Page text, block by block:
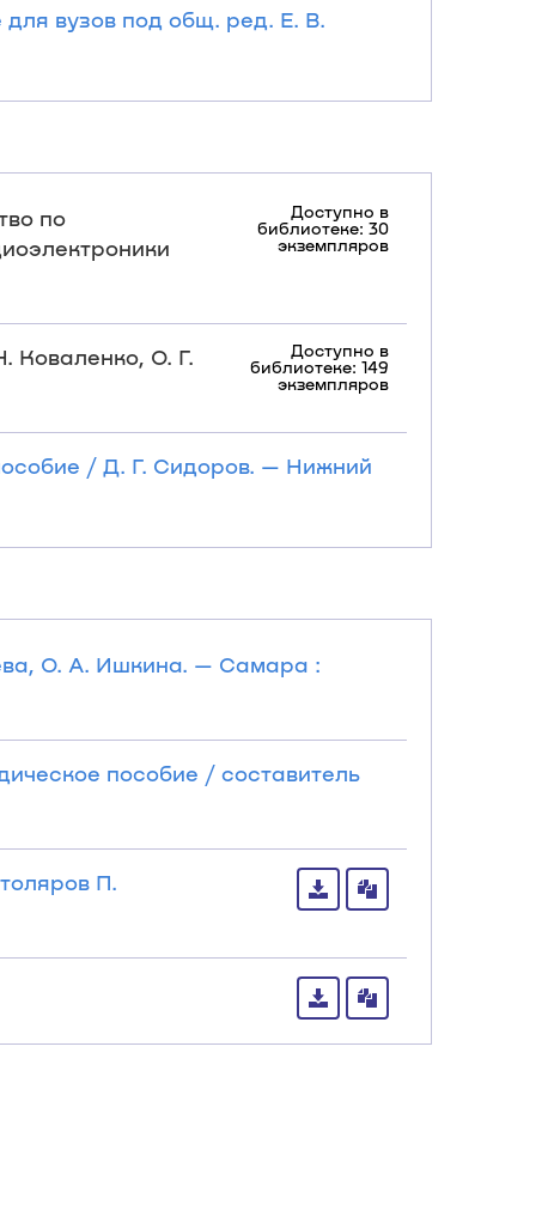
вузов под общ. ред. Е. В.
по
Доступно в
библиотеке: 30
экземпляров
Коваленко, О. Г.
Доступно в
библиотеке: 149
экземпляров
/ Д. Г. Сидоров. — Нижний
О. А. Ишкина. — Самара :
пособие / составитель
П.